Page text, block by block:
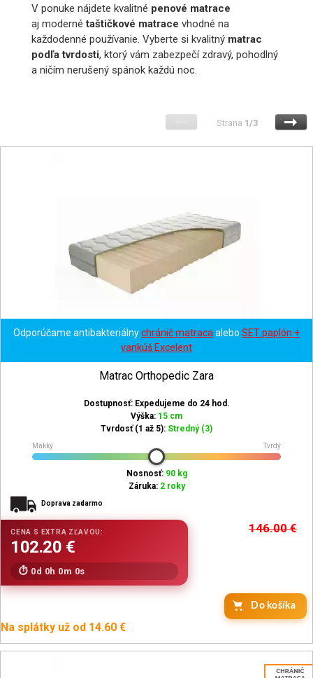
V ponuke nájdete kvalitné penové matrace
aj modernétaštičkové matrace vhodné na
každodenné používanie. Vyberte si kvalitný matrac
podľa tvrdosti, ktorý vám zabezpečí zdravý, pohodlný
a ničím nerušený spánok každú noc.
Strana 1/3
Odporúčame antibakteriálnychránič matraca alebo SET paplón +
vankúš Excelent
Matrac Orthopedic Zara
Dostupnosť: Expedujeme do 24 hod.
Výška: 15 cm
Tvrdosť (1 až 5): Stredný (3)
Mäkký Tvrdý
Nosnosť: 90 kg
Záruka: 2 roky
Doprava zadarmo
146.00€
0d 0h 0m 0s
Do košíka
Na splátky už od 14.60 €